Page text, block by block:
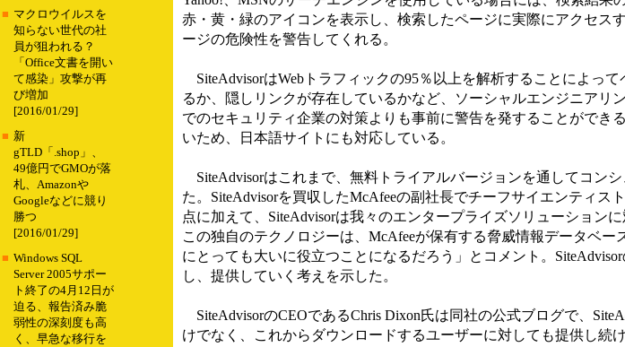
■ マクロウイルスを
知らない世代の社
員が狙われる？
「Office文書を開い
て感染」攻撃が再
び増加
[2016/01/29]
■ 新
gTLD「.shop」、
49億円でGMOが落
札、Amazonや
Googleなどに競り
勝つ
[2016/01/29]
■ Windows SQL
Server 2005サポー
ト終了の4月12日が
迫る、報告済み脆
弱性の深刻度も高
く、早急な移行を
赤・黄・緑のアイコンを表示し、検索したページに実際にアクセス
ージの危険性を警告してくれる。
SiteAdvisorはWebトラフィックの95％以上を解析することによっ
るか、隠しリンクが存在しているかなど、ソーシャルエンジニアリ
でのセキュリティ企業の対策よりも事前に警告を発することができ
いため、日本語サイトにも対応している。
SiteAdvisorはこれまで、無料トライアルバージョンを通してコン
た。SiteAdvisorを買収したMcAfeeの副社長でチーフサイエンティス
点に加えて、SiteAdvisorは我々のエンタープライズソリューション
この独自のテクノロジーは、McAfeeが保有する脅威情報データベ
にとっても大いに役立つことになるだろう」とコメント。
し、提供していく考えを示した。
SiteAdvisorのCEOであるChris Dixon氏は同社の公式ブログで、
けでなく、これからダウンロードするユーザーに対しても提供し続